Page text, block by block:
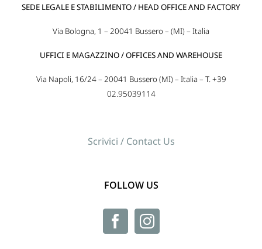
SEDE LEGALE E STABILIMENTO / HEAD OFFICE AND FACTORY
Via Bologna, 1 – 20041 Bussero – (MI) – Italia
UFFICI E MAGAZZINO / OFFICES AND WAREHOUSE
Via Napoli, 16/24 – 20041 Bussero (MI) – Italia – T. +39
02.95039114
Scrivici / Contact Us
FOLLOW US